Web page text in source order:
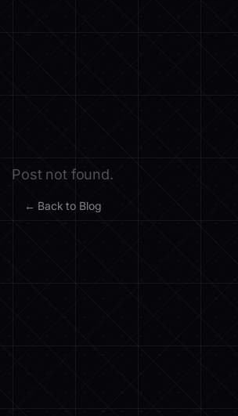
Post not found.
← Back to Blog